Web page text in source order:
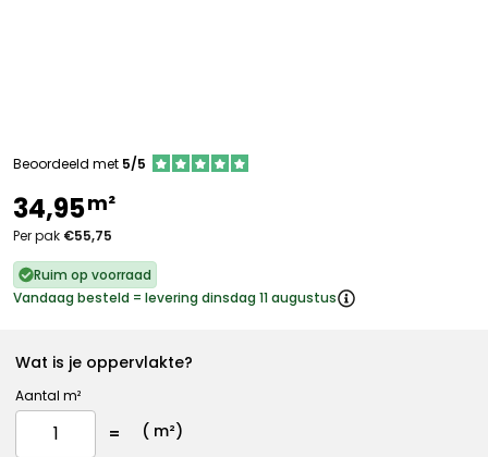
Beoordeeld met 5/5
34,95m²
Per pak €55,75
Ruim op voorraad
Vandaag besteld = levering dinsdag 11 augustus
Wat is je oppervlakte?
Aantal m²
( m²)